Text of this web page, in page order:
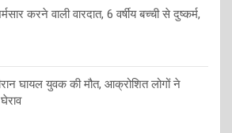
करने वाली वारदात, 6 वर्षीय बच्ची से दुष्कर्म,
घायल युवक की मौत, आक्रोशित लोगों ने